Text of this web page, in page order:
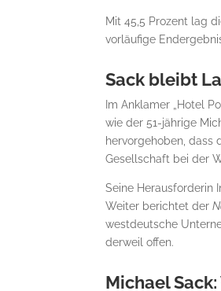
Mit 45,5 Prozent lag
vorläufige
Sack bleibt
Im Anklamer „Hotel
wie der 51-jährige
hervorgehoben, dass
Gesellschaft bei der
Seine Herausforderin
Weiter berichtet der
westdeutsche
derweil offen.
Michael